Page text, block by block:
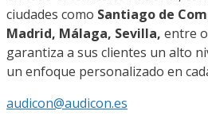
ciudades como Santiago de
Madrid, Málaga, Sevilla, entre
garantiza a sus clientes un alto
un enfoque personalizado en
audicon@audicon.es